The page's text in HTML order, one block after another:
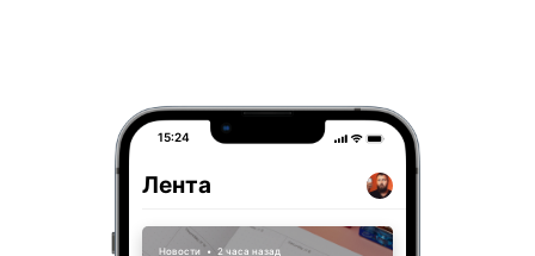
15:24
Лента
Новости • 2 часа назад